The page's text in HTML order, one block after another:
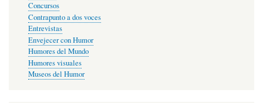
Concursos
Contrapunto a dos voces
Entrevistas
Envejecer con Humor
Humores del Mundo
Humores visuales
Museos del Humor